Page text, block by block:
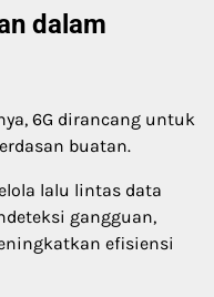
dalam
6G dirancang untuk
buatan.
lalu lintas data
gangguan,
efisiensi